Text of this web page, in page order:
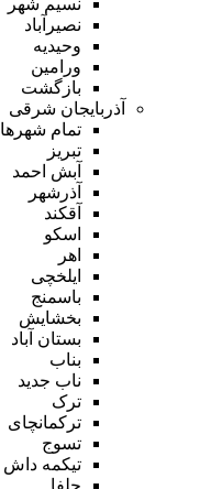
نصیرآباد
وحیدیه
ورامین
بازگشت
آذربایجان شرقی
تمام شهر‌ها
تبریز
آبش احمد
آذرشهر
آقکند
اسکو
اهر
ایلخچی
باسمنج
بخشایش
بستان آباد
بناب
ناب جدید
ترک
ترکمانچای
تسوج
تیکمه داش
جلفا